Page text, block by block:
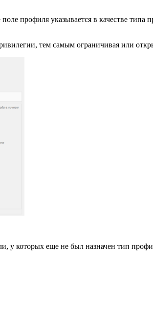
профиля указывается в качестве типа
тем самым ограничивая или
у которых еще не был назначен тип